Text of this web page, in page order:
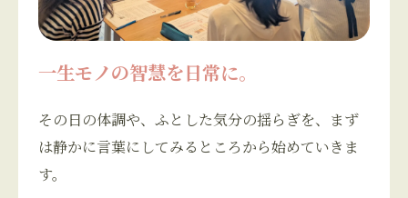
一生モノの智慧を日常に。
その日の体調や、ふとした気分の揺らぎを、まず
は静かに言葉にしてみるところから始めていきま
す。